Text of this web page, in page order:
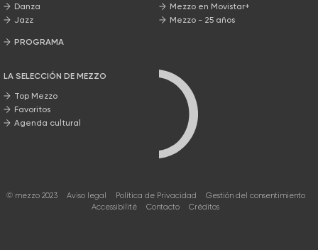
Danza
Jazz
PROGRAMA
LA SELECCIÓN DE MEZZO
Top Mezzo
Favoritos
Agenda cultural
Mezzo en Movistar+
Mezzo - 25 años
© mezzo 2023 Aviso legal Política de Privacidad
Gestión del consentimiento
Accessibilité
Contacto Créditos